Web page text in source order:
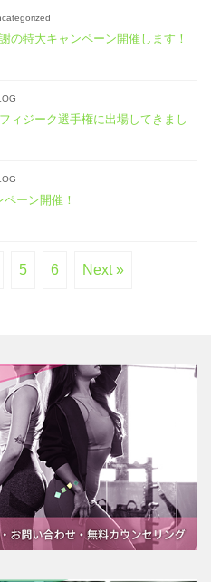
の特大キャンペーン開催します！
ィジーク選手権に出場してきまし
ーン開催！
5 6 Next »